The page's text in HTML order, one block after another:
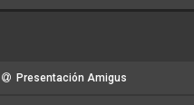
Presentación Amigus